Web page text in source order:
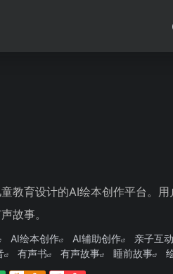
教育设计的AI绘本创作平台。
故事。
AI绘本创作 AI辅助创作 亲子互动
有声书 有声故事 睡前故事